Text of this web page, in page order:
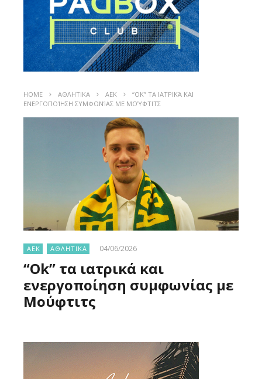
HOME ΑΘΛΗΤΙΚΑ ΑΕΚ
“OK” ΤΑ ΙΑΤΡΙΚΆ ΚΑΙ
ΕΝΕΡΓΟΠΟΊΗΣΗ ΣΥΜΦΩΝΊΑΣ ΜΕ ΜΟΎΦΤΙΤΣ
ΑΕΚ ΑΘΛΗΤΙΚΑ 04/06/2026
“Ok” τα ιατρικά και
ενεργοποίηση συμφωνίας με
Μούφτιτς